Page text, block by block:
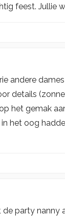
feest. Jullie
andere
details
het gemak
het oog
party nanny